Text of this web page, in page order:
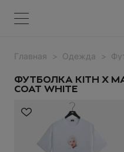
Главная Одежда
ФУТБОЛКА KITH X
COAT WHITE
Меню
Меню
НЕТ